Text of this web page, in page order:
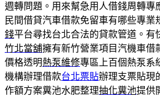
週轉問題。用來幫急用人借錢周轉專
民間借貸汽車借款免留車有哪些專業
錢平台尋找台北合法的貸款管道。有
竹北當舖擁有新竹營業項目汽機車借
價格透明熱泵維修專區上百個熱泵系
機構辦理借款台北票貼辦理支票貼現
作額方案糞池水肥整理抽化糞池提供